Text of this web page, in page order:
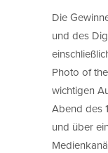
Die
und des
Photo of
wichtigen
Abend des
und über